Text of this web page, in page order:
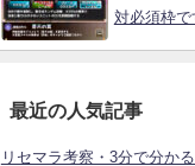
対必須枠で
最近の人気記事
リセマラ考察・3分で分か